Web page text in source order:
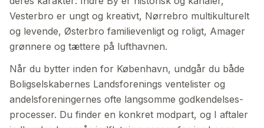
Vesterbro er ungt og kreativt, Nørrebro multikulturelt
og levende, Østerbro familievenligt og roligt, Amager
grønnere og tættere på lufthavnen.
Når du bytter inden for København, undgår du både
Boligselskabernes Landsforenings ventelister og
andelsforeningernes ofte langsomme godkendelses­
processer. Du finder en konkret modpart, og I aftaler